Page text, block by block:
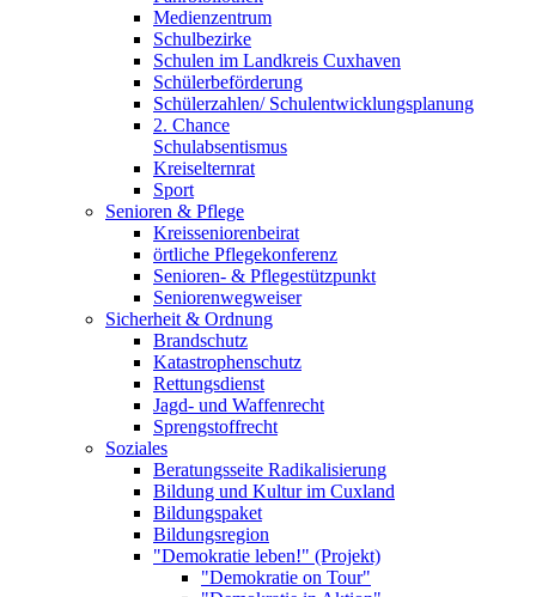
Medienzentrum
Schulbezirke
Schulen im Landkreis Cuxhaven
Schülerbeförderung
Schülerzahlen/ Schulentwicklungsplanung
2. Chance
Schulabsentismus
Kreiselternrat
Sport
Senioren & Pflege
Kreisseniorenbeirat
örtliche Pflegekonferenz
Senioren- & Pflegestützpunkt
Seniorenwegweiser
Sicherheit & Ordnung
Brandschutz
Katastrophenschutz
Rettungsdienst
Jagd- und Waffenrecht
Sprengstoffrecht
Soziales
Beratungsseite Radikalisierung
Bildung und Kultur im Cuxland
Bildungspaket
Bildungsregion
"Demokratie leben!" (Projekt)
"Demokratie on Tour"